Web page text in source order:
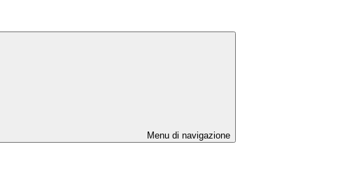
Menu di navigazione